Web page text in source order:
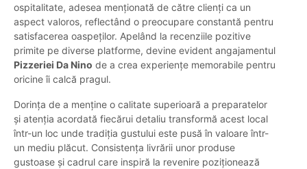
ospitalitate, adesea menționată de către clienți ca un
aspect valoros, reflectând o preocupare constantă pentru
satisfacerea oaspeților. Apelând la recenziile pozitive
primite pe diverse platforme, devine evident angajamentul
Pizzeriei Da Nino de a crea experiențe memorabile pentru
oricine îi calcă pragul.
Dorința de a menține o calitate superioară a preparatelor
și atenția acordată fiecărui detaliu transformă acest local
într-un loc unde tradiția gustului este pusă în valoare într-
un mediu plăcut. Consistența livrării unor produse
gustoase și cadrul care inspiră la revenire poziționează